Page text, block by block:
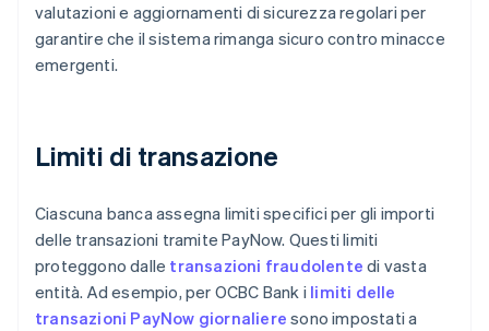
valutazioni e aggiornamenti di sicurezza regolari per
garantire che il sistema rimanga sicuro contro minacce
emergenti.
Limiti di transazione
Ciascuna banca assegna limiti specifici per gli importi
delle transazioni tramite PayNow. Questi limiti
proteggono dalle transazioni fraudolente di vasta
entità. Ad esempio, per OCBC Bank i limiti delle
transazioni PayNow giornaliere sono impostati a